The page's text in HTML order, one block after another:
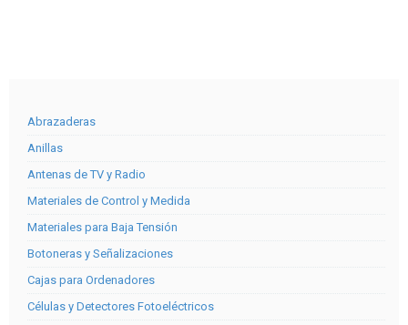
Abrazaderas
Anillas
Antenas de TV y Radio
Materiales de Control y Medida
Materiales para Baja Tensión
Botoneras y Señalizaciones
Cajas para Ordenadores
Células y Detectores Fotoeléctricos